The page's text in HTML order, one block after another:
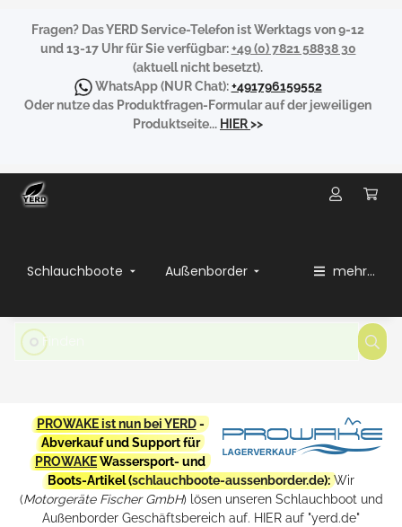
Fragen? Das YERD Service-Telefon ist Werktags von 9-12
und 13-17 Uhr für Sie verfügbar:+49 (0) 7821 58838 30
(aktuell nicht besetzt).
WhatsApp(NUR Chat):+491796159552
Oder nutze das Produktfragen-Formular auf der jeweiligen
Produktseite... HIER>>
Schlauchboote Außenborder mehr...
PROWAKE ist nun bei YERD-
Abverkauf und Support für
PROWAKEWassersport- und
Boots-Artikel (schlauchboote-aussenborder.de): Wir
(Motorgeräte Fischer GmbH) lösen unseren Schlauchboot und
Außenborder Geschäftsbereich auf. HIER auf "yerd.de"